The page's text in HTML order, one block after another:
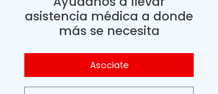
asistencia médica a donde
más se necesita
Asociate